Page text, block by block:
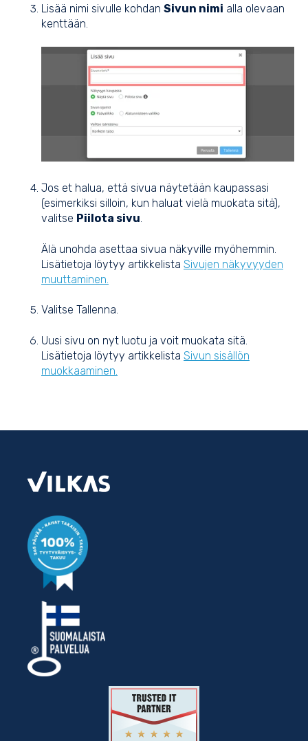
Lisää nimi sivulle kohdan Sivun nimi alla olevaan
kenttään.
Jos et halua, että sivua näytetään kaupassasi
(esimerkiksi silloin, kun haluat vielä muokata sitä),
valitse Piilota sivu.
Älä unohda asettaa sivua näkyville myöhemmin.
Lisätietoja löytyy artikkelista Sivujen näkyvyyden
muuttaminen.
Valitse Tallenna.
Uusi sivu on nyt luotu ja voit muokata sitä.
Lisätietoja löytyy artikkelista Sivun sisällön
muokkaaminen.